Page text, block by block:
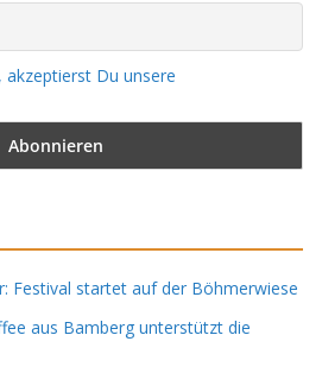
Du unsere
Festival startet auf der Böhmerwiese
aus Bamberg unterstützt die